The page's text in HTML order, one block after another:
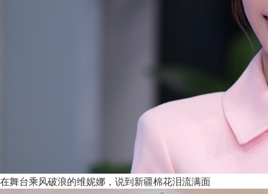
在舞台乘风破浪的维妮娜，说到新疆棉花泪流满面